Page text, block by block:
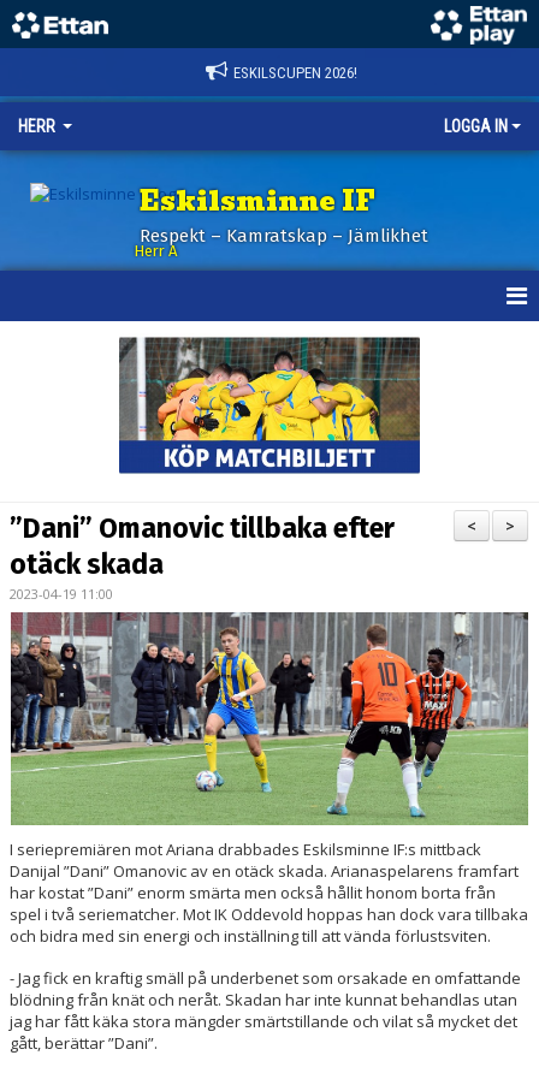
ESKILSCUPEN 2026!
HERR LOGGA IN
Eskilsminne IF
Respekt – Kamratskap – Jämlikhet
Herr A
BILDGALLERI
KONTAKT
MATCHER
ETTAN SÖDRA
>
<
”Dani” Omanovic tillbaka efter
otäck skada
2023-04-19 11:00
I seriepremiären mot Ariana drabbades Eskilsminne IF:s mittback
Danijal ”Dani” Omanovic av en otäck skada. Arianaspelarens framfart
har kostat ”Dani” enorm smärta men också hållit honom borta från
spel i två seriematcher. Mot IK Oddevold hoppas han dock vara tillbaka
och bidra med sin energi och inställning till att vända förlustsviten.
- Jag fick en kraftig smäll på underbenet som orsakade en omfattande
blödning från knät och neråt. Skadan har inte kunnat behandlas utan
jag har fått käka stora mängder smärtstillande och vilat så mycket det
gått, berättar ”Dani”.